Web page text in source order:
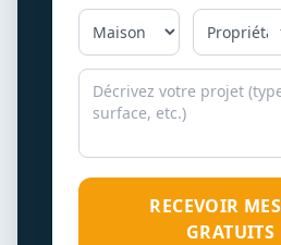
RECEVOIR